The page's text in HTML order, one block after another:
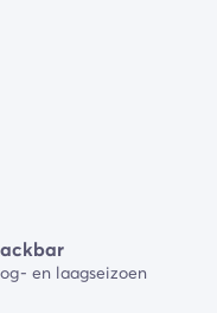
en laagseizoen